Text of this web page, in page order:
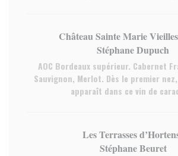
Château Sainte Marie
Stéphane Dupuch
AOC Bordeaux supérieur. Cabernet
Sauvignon, Merlot. Dès le premier
apparaît dans ce vin de
Les Terrasses
Stéphane Beuret